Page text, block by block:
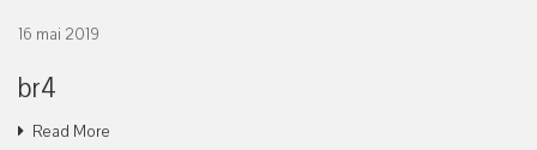
16 mai 2019
br4
Read More